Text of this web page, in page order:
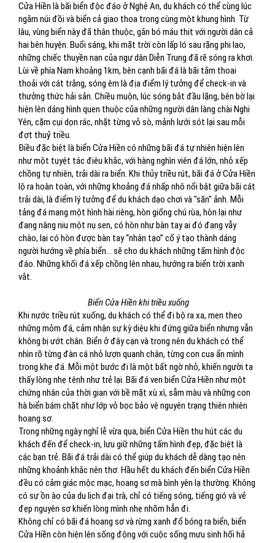
Cửa Hiền là bãi biển độc đáo ở Nghệ An, du khách có thể cùng lúc
ngắm núi đồi và biển cả giao thoa trong cùng một khung hình. Từ
lâu, vùng biển này đã thân thuộc, gắn bó máu thịt với người dân cả
hai bên huyện. Buổi sáng, khi mặt trời còn lấp ló sau rặng phi lao,
những chiếc thuyền nan của ngư dân Diễn Trung đã rẽ sóng ra khơi.
Lùi về phía Nam khoảng 1km, bên cạnh bãi đá là bãi tắm thoai
thoải với cát trắng, sóng êm là địa điểm lý tưởng để check-in và
thưởng thức hải sản. Chiều muộn, lúc sóng bắt đầu lặng, bên bờ lại
hiện lên dáng hình quen thuộc của những người dân làng chài Nghi
Yên, cặm cụi dọn rác, nhặt từng vỏ sò, mảnh lưới sót lại sau mỗi
đợt thuỷ triều.
Điều đặc biệt là biển Cửa Hiền có những bãi đá tự nhiên hiện lên
như một tuyệt tác điêu khắc, với hàng nghìn viên đá lớn, nhỏ xếp
chồng tự nhiên, trải dài ra biển. Khi thủy triều rút, bãi đá ở Cửa Hiền
lộ ra hoàn toàn, với những khoảng đá nhấp nhô nổi bật giữa bãi cát
trải dài, là điểm lý tưởng để du khách dạo chơi và "săn" ảnh. Mỗi
tảng đá mang một hình hài riêng, hòn giống chú rùa, hòn lại như
đang nâng niu một nụ sen, có hòn như bàn tay ai đó đang vẫy
chào, lại có hòn được bàn tay “nhân tạo” cố ý tạo thành dáng
người hướng về phía biển… sẽ cho du khách những tấm hình độc
đáo. Những khối đá xếp chồng lên nhau, hướng ra biển trời xanh
vắt.
Biển Cửa Hiền khi triều xuống
Khi nước triều rút xuống, du khách có thể đi bộ ra xa, men theo
những mỏm đá, cảm nhận sự kỳ diệu khi đứng giữa biển nhưng vẫn
không bị ướt chân. Biển ở đây cạn và trong nên du khách có thể
nhìn rõ từng đàn cá nhỏ lượn quanh chân, từng con cua ẩn mình
trong khe đá. Mỗi một bước đi là một bất ngờ nhỏ, khiến người ta
thấy lòng nhẹ tênh như trẻ lại. Bãi đá ven biển Cửa Hiền như một
chứng nhân của thời gian với bề mặt xù xì, sẫm màu và những con
hà biển bám chặt như lớp vỏ bọc bảo vệ nguyên trạng thiên nhiên
hoang sơ.
Trong những ngày nghỉ lễ vừa qua, biển Cửa Hiền thu hút các du
khách đến để check-in, lưu giữ những tấm hình đẹp, đặc biệt là
các bạn trẻ. Bãi đá trải dài có thể giúp du khách dễ dàng tạo nên
những khoảnh khắc nên thơ. Hầu hết du khách đến biển Cửa Hiền
đều có cảm giác mộc mạc, hoang sơ mà bình yên lạ thường. Không
có sự ồn ào của du lịch đại trà, chỉ có tiếng sóng, tiếng gió và vẻ
đẹp nguyên sơ khiến lòng mình nhẹ nhõm hẳn đi.
Không chỉ có bãi đá hoang sơ và rừng xanh đổ bóng ra biển, biển
Cửa Hiền còn hiện lên sống động với cuộc sống mưu sinh hối hả